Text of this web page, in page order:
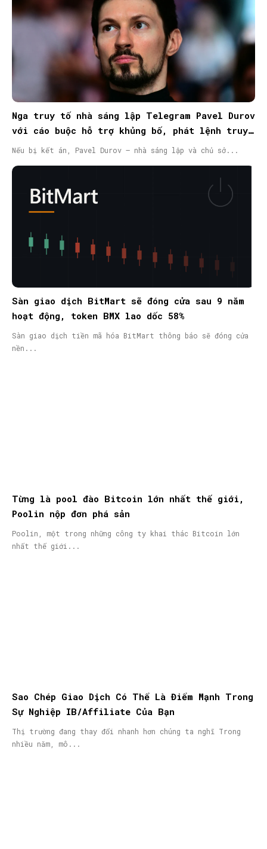
Nga truy tố nhà sáng lập Telegram Pavel Durov
với cáo buộc hỗ trợ khủng bố, phát lệnh truy
nã quốc tế
Nếu bị kết án, Pavel Durov – nhà sáng lập và chủ sở...
Sàn giao dịch BitMart sẽ đóng cửa sau 9 năm
hoạt động, token BMX lao dốc 58%
Sàn giao dịch tiền mã hóa BitMart thông báo sẽ đóng cửa
nền...
Từng là pool đào Bitcoin lớn nhất thế giới,
Poolin nộp đơn phá sản
Poolin, một trong những công ty khai thác Bitcoin lớn
nhất thế giới...
Sao Chép Giao Dịch Có Thể Là Điểm Mạnh Trong
Sự Nghiệp IB/Affiliate Của Bạn
Thị trường đang thay đổi nhanh hơn chúng ta nghĩ Trong
nhiều năm, mô...